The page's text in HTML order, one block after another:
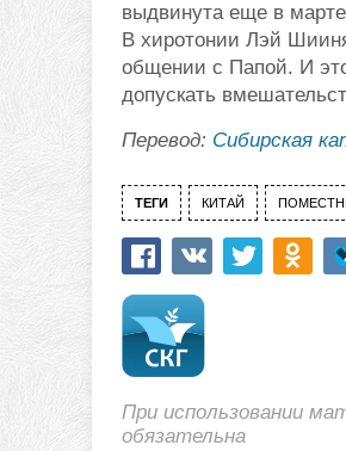
выдвинута еще в
В хиротонии Лэй
общении с Папой. И
допускать
Перевод: Сибирская
ТЕГИ КИТАЙ
При использовании
обязательна